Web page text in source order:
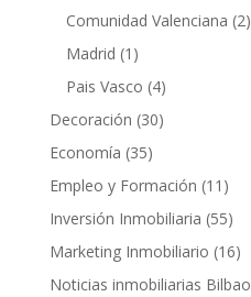
Comunidad Valenciana (2)
Madrid (1)
Pais Vasco (4)
Decoración (30)
Economía (35)
Empleo y Formación (11)
Inversión Inmobiliaria (55)
Marketing Inmobiliario (16)
Noticias inmobiliarias Bilbao